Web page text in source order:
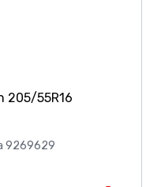
205/55R16
9269629